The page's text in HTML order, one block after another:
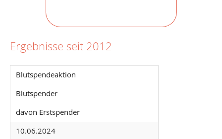
Ergebnisse seit 2012
Blutspendeaktion
Blutspender
davon Erstspender
10.06.2024